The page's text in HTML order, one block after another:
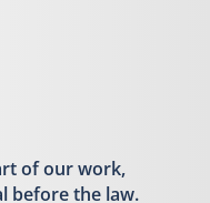
of our work,
before the law.